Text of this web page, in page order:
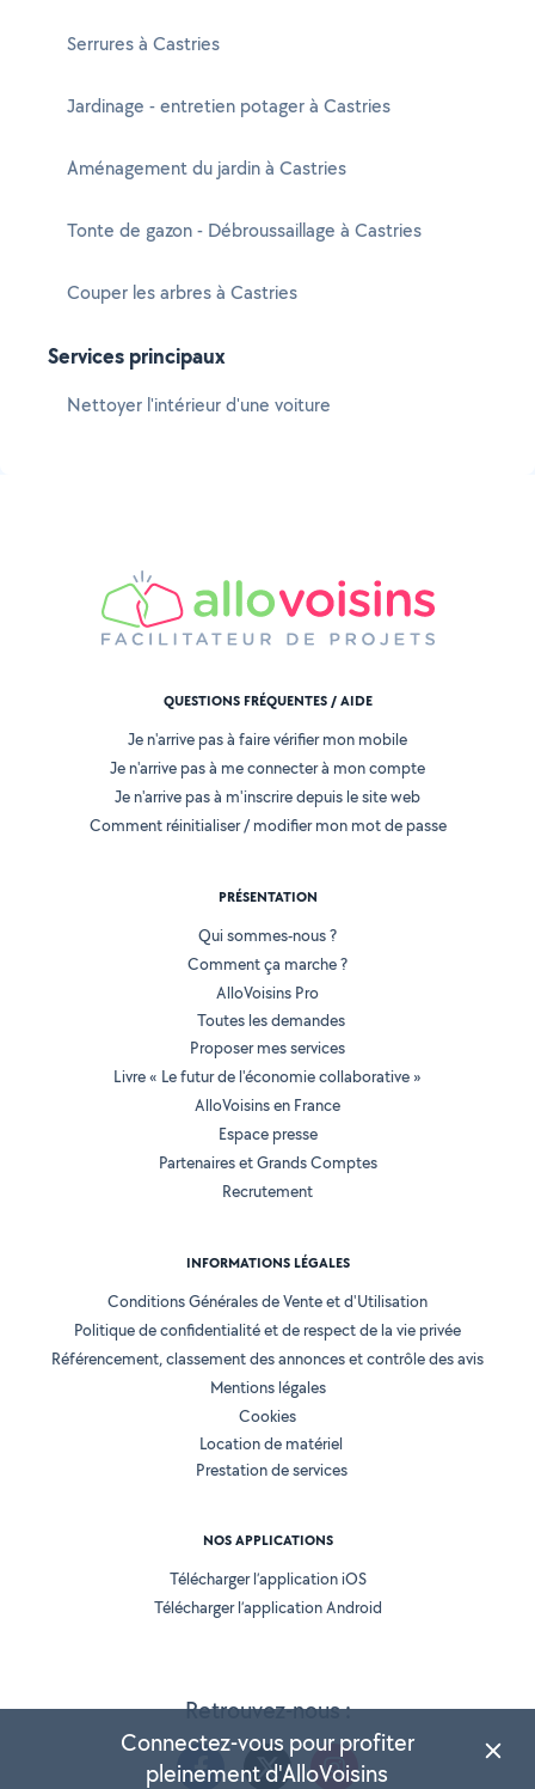
Serrures à Castries
Jardinage - entretien potager à Castries
Aménagement du jardin à Castries
Tonte de gazon - Débroussaillage à Castries
Couper les arbres à Castries
Services principaux
Nettoyer l'intérieur d'une voiture
Retrouvez-nous :
QUESTIONS FRÉQUENTES / AIDE
Je n'arrive pas à faire vérifier mon mobile
Je n'arrive pas à me connecter à mon compte
Je n'arrive pas à m'inscrire depuis le site web
Comment réinitialiser / modifier mon mot de passe
PRÉSENTATION
Qui sommes-nous ?
Comment ça marche ?
AlloVoisins Pro
Toutes les demandes
Proposer mes services
Livre « Le futur de l'économie collaborative »
AlloVoisins en France
Espace presse
Partenaires et Grands Comptes
Recrutement
INFORMATIONS LÉGALES
Conditions Générales de Vente et d'Utilisation
Politique de confidentialité et de respect de la vie privée
Référencement, classement des annonces et contrôle des avis
Mentions légales
Cookies
Location de matériel
Prestation de services
NOS APPLICATIONS
Télécharger l’application iOS
Télécharger l’application Android
Connectez-vous pour profiter
pleinement d'AlloVoisins